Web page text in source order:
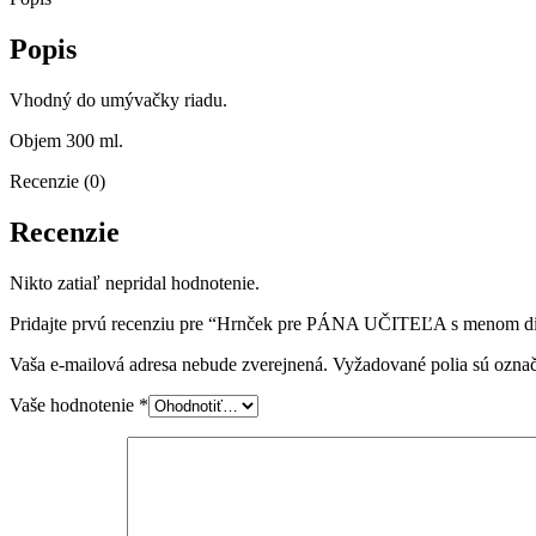
s
dieťaťa
Popis
Vhodný do umývačky riadu.
Objem 300 ml.
Recenzie (0)
Recenzie
Nikto zatiaľ nepridal hodnotenie.
Pridajte prvú recenziu pre “Hrnček pre PÁNA UČITEĽA s menom
Vaša e-mailová adresa nebude zverejnená. Vyžadované polia sú
Vaše hodnotenie *